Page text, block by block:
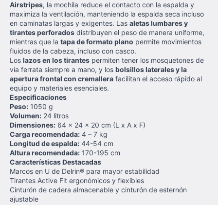
Airstripes, la mochila reduce el contacto con la espalda y
maximiza la ventilación, manteniendo la espalda seca incluso
en caminatas largas y exigentes. Las aletas lumbares y
tirantes perforados distribuyen el peso de manera uniforme,
mientras que la tapa de formato plano permite movimientos
fluidos de la cabeza, incluso con casco.
Los lazos en los tirantes permiten tener los mosquetones de
vía ferrata siempre a mano, y los bolsillos laterales y la
apertura frontal con cremallera facilitan el acceso rápido al
equipo y materiales esenciales.
Especificaciones
Peso: 1050 g
Volumen: 24 litros
Dimensiones: 64 x 24 x 20 cm (L x A x F)
Carga recomendada: 4 – 7 kg
Longitud de espalda: 44-54 cm
Altura recomendada: 170-195 cm
Características Destacadas
Marcos en U de Delrin® para mayor estabilidad
Tirantes Active Fit ergonómicos y flexibles
Cinturón de cadera almacenable y cinturón de esternón
ajustable